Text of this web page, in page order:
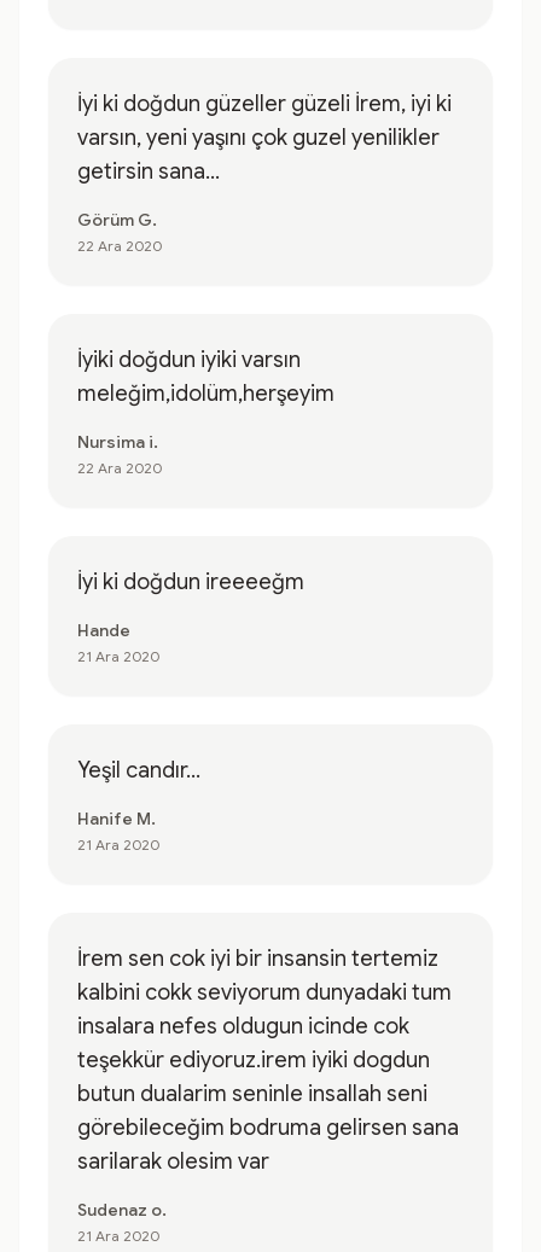
İyi ki doğdun güzeller güzeli İrem, iyi ki
varsın, yeni yaşını çok guzel yenilikler
getirsin sana...
Görüm G.
22 Ara 2020
İyiki doğdun iyiki varsın
meleğim,idolüm,herşeyim
Nursima i.
22 Ara 2020
İyi ki doğdun ireeeeğm
Hande
21 Ara 2020
Yeşil candır...
Hanife M.
21 Ara 2020
İrem sen cok iyi bir insansin tertemiz
kalbini cokk seviyorum dunyadaki tum
insalara nefes oldugun icinde cok
teşekkür ediyoruz.irem iyiki dogdun
butun dualarim seninle insallah seni
görebileceğim bodruma gelirsen sana
sarilarak olesim var
Sudenaz o.
21 Ara 2020